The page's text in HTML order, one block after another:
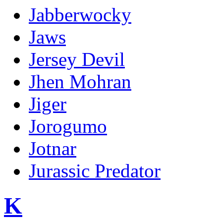
Jabberwocky
Jaws
Jersey Devil
Jhen Mohran
Jiger
Jorogumo
Jotnar
Jurassic Predator
K